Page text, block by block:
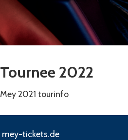
Tournee 2022
Mey 2021 tourinfo
mey-tickets.de